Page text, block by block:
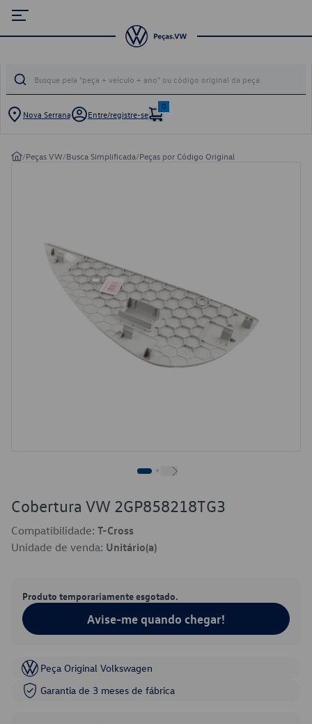
Nova Serrana Entre/registre-se
0
/Peças VW/Busca Simplificada/Peças por Código Original
Cobertura VW 2GP858218TG3
Compatibilidade: T-Cross
Unidade de venda: Unitário(a)
Produto temporariamente esgotado.
Avise-me quando chegar!
Peça Original Volkswagen
Garantia de 3 meses de fábrica